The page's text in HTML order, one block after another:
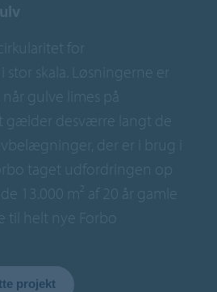
for
skala. Løsningerne er
gulve limes på
gælder desværre langt de
der er i brug i
taget udfordringen op
13.000 m² af 20 år gamle
til helt nye Forbo
projekt